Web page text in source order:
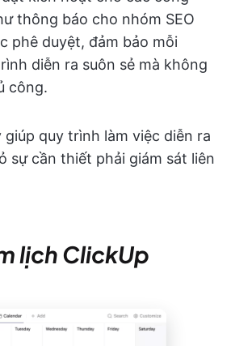
thông báo cho nhóm SEO
phê duyệt, đảm bảo mỗi
diễn ra suôn sẻ mà không
công.
quy trình làm việc diễn ra
sự cần thiết phải giám sát liên
lịch ClickUp